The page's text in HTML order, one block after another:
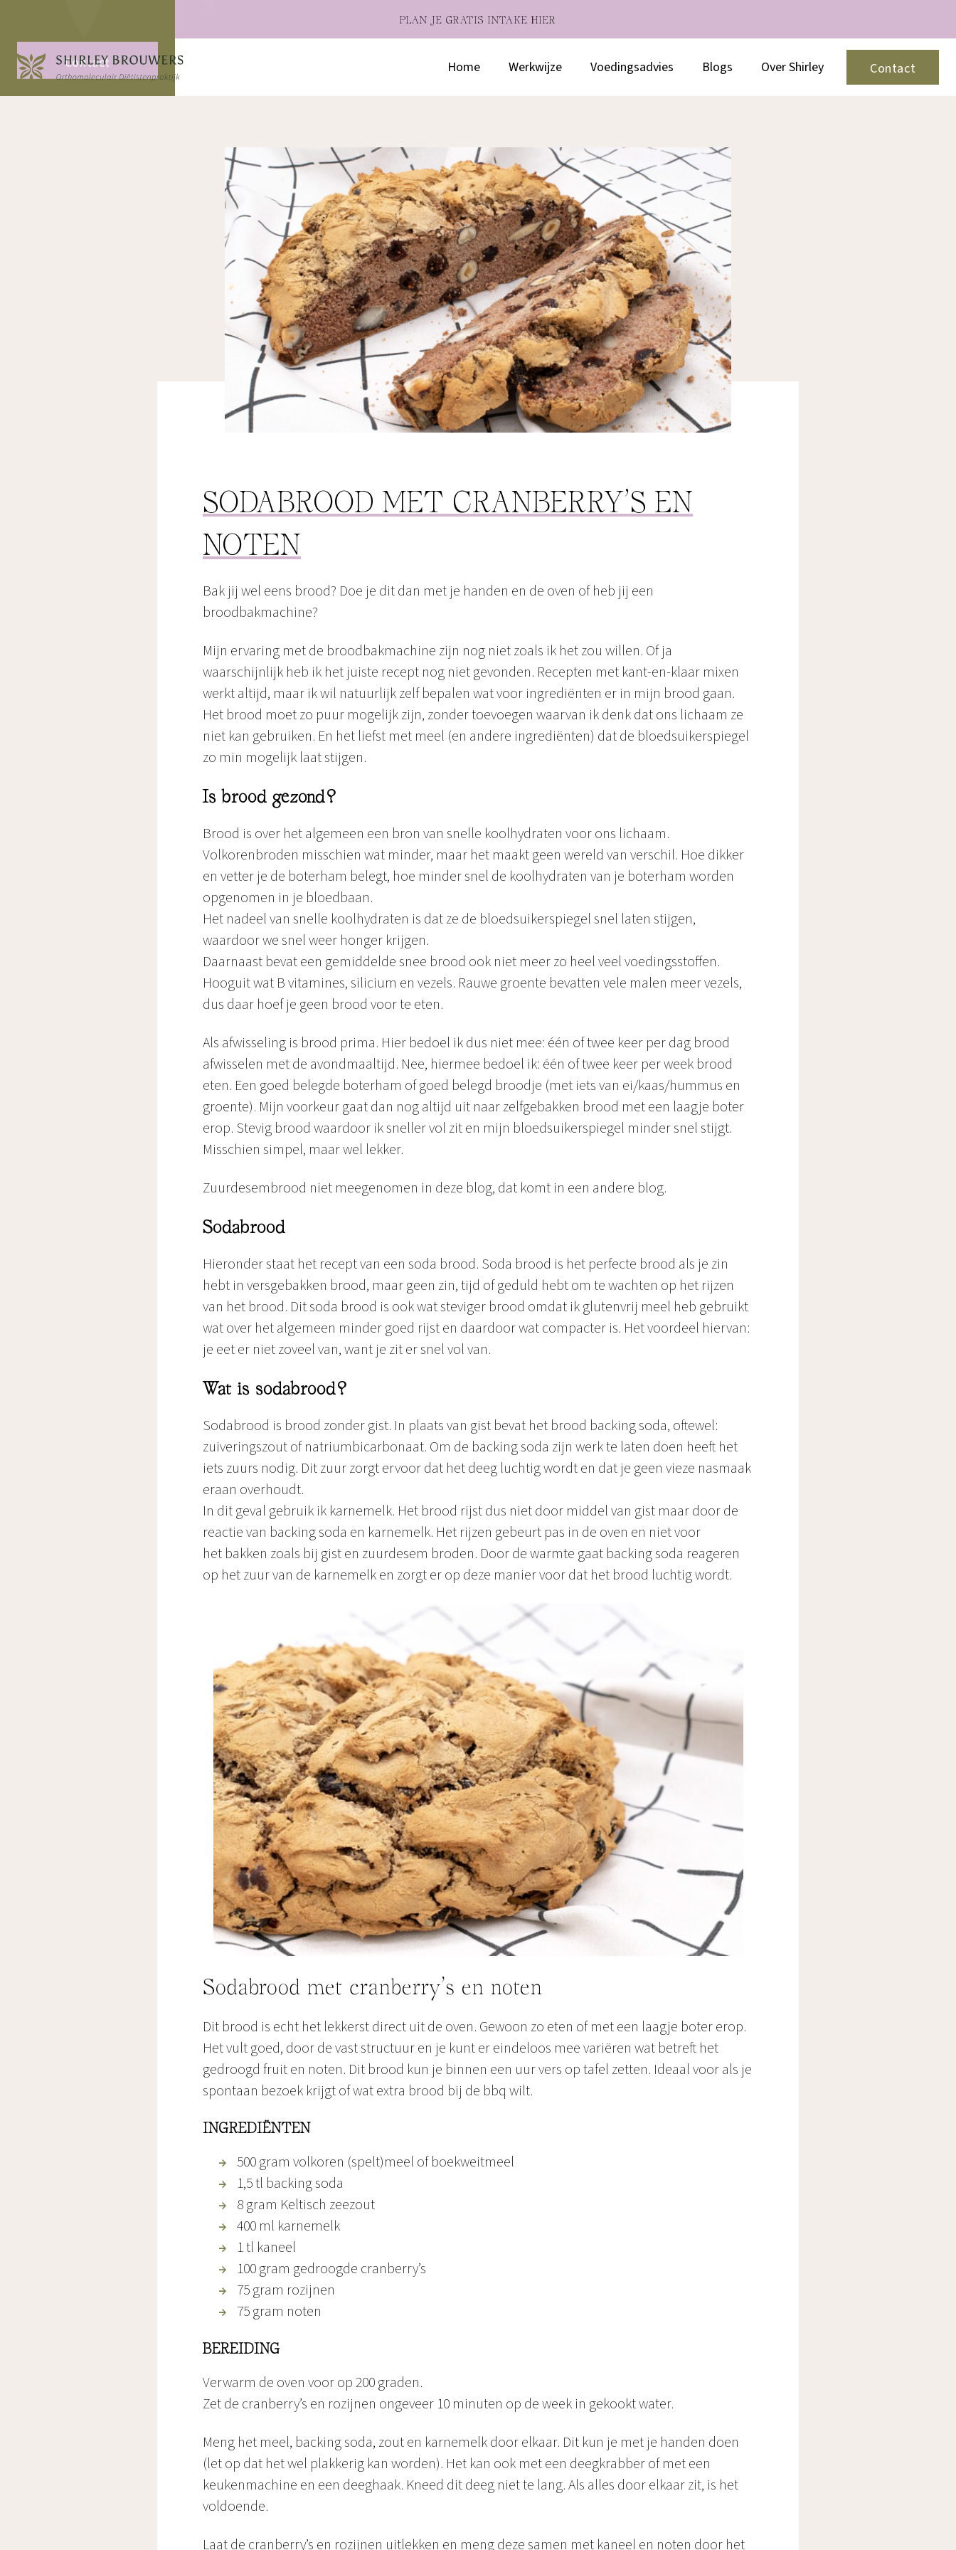
PLAN JE GRATIS INTAKE HIER
Home Werkwijze Voedingsadvies Blogs Over Shirley Contact
Contact
SODABROOD MET CRANBERRY’S EN
NOTEN
Bak jij wel eens brood? Doe je dit dan met je handen en de oven of heb jij een
broodbakmachine?
Mijn ervaring met de broodbakmachine zijn nog niet zoals ik het zou willen. Of ja
waarschijnlijk heb ik het juiste recept nog niet gevonden. Recepten met kant-en-klaar mixen
werkt altijd, maar ik wil natuurlijk zelf bepalen wat voor ingrediënten er in mijn brood gaan.
Het brood moet zo puur mogelijk zijn, zonder toevoegen waarvan ik denk dat ons lichaam ze
niet kan gebruiken. En het liefst met meel (en andere ingrediënten) dat de bloedsuikerspiegel
zo min mogelijk laat stijgen.
Is brood gezond?
Brood is over het algemeen een bron van snelle koolhydraten voor ons lichaam.
Volkorenbroden misschien wat minder, maar het maakt geen wereld van verschil. Hoe dikker
en vetter je de boterham belegt, hoe minder snel de koolhydraten van je boterham worden
opgenomen in je bloedbaan.
Het nadeel van snelle koolhydraten is dat ze de bloedsuikerspiegel snel laten stijgen,
waardoor we snel weer honger krijgen.
Daarnaast bevat een gemiddelde snee brood ook niet meer zo heel veel voedingsstoffen.
Hooguit wat B vitamines, silicium en vezels. Rauwe groente bevatten vele malen meer vezels,
dus daar hoef je geen brood voor te eten.
Als afwisseling is brood prima. Hier bedoel ik dus niet mee: één of twee keer per dag brood
afwisselen met de avondmaaltijd. Nee, hiermee bedoel ik: één of twee keer per week brood
eten. Een goed belegde boterham of goed belegd broodje (met iets van ei/kaas/hummus en
groente). Mijn voorkeur gaat dan nog altijd uit naar zelfgebakken brood met een laagje boter
erop. Stevig brood waardoor ik sneller vol zit en mijn bloedsuikerspiegel minder snel stijgt.
Misschien simpel, maar wel lekker.
Zuurdesembrood niet meegenomen in deze blog, dat komt in een andere blog.
Sodabrood
Hieronder staat het recept van een soda brood. Soda brood is het perfecte brood als je zin
hebt in versgebakken brood, maar geen zin, tijd of geduld hebt om te wachten op het rijzen
van het brood. Dit soda brood is ook wat steviger brood omdat ik glutenvrij meel heb gebruikt
wat over het algemeen minder goed rijst en daardoor wat compacter is. Het voordeel hiervan:
je eet er niet zoveel van, want je zit er snel vol van.
Wat is sodabrood?
Sodabrood is brood zonder gist. In plaats van gist bevat het brood backing soda, oftewel:
zuiveringszout of natriumbicarbonaat. Om de backing soda zijn werk te laten doen heeft het
iets zuurs nodig. Dit zuur zorgt ervoor dat het deeg luchtig wordt en dat je geen vieze nasmaak
eraan overhoudt.
In dit geval gebruik ik karnemelk. Het brood rijst dus niet door middel van gist maar door de
reactie van backing soda en karnemelk. Het rijzen gebeurt pas in de oven en niet voor
het bakken zoals bij gist en zuurdesem broden. Door de warmte gaat backing soda reageren
op het zuur van de karnemelk en zorgt er op deze manier voor dat het brood luchtig wordt.
Sodabrood met cranberry’s en noten
Dit brood is echt het lekkerst direct uit de oven. Gewoon zo eten of met een laagje boter erop.
Het vult goed, door de vast structuur en je kunt er eindeloos mee variëren wat betreft het
gedroogd fruit en noten. Dit brood kun je binnen een uur vers op tafel zetten. Ideaal voor als je
spontaan bezoek krijgt of wat extra brood bij de bbq wilt.
INGREDIËNTEN
500 gram volkoren (spelt)meel of boekweitmeel
1,5 tl backing soda
8 gram Keltisch zeezout
400 ml karnemelk
1 tl kaneel
100 gram gedroogde cranberry’s
75 gram rozijnen
75 gram noten
BEREIDING
Verwarm de oven voor op 200 graden.
Zet de cranberry’s en rozijnen ongeveer 10 minuten op de week in gekookt water.
Meng het meel, backing soda, zout en karnemelk door elkaar. Dit kun je met je handen doen
(let op dat het wel plakkerig kan worden). Het kan ook met een deegkrabber of met een
keukenmachine en een deeghaak. Kneed dit deeg niet te lang. Als alles door elkaar zit, is het
voldoende.
Laat de cranberry’s en rozijnen uitlekken en meng deze samen met kaneel en noten door het